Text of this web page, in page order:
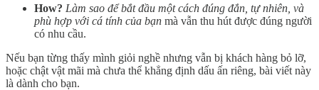
How? Làm sao để bắt đầu một cách đúng đắn, tự nhiên, và
phù hợp với cá tính của bạn mà vẫn thu hút được đúng người
có nhu cầu.
Nếu bạn từng thấy mình giỏi nghề nhưng vẫn bị khách hàng bỏ lỡ,
hoặc chật vật mãi mà chưa thể khẳng định dấu ấn riêng, bài viết này
là dành cho bạn.